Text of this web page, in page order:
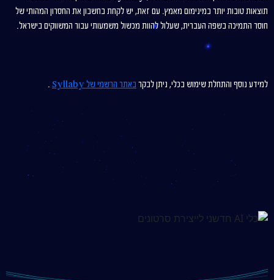
תוצאות טובות יותר במינימום מאמץ. עם זאת, יש לקחת בחשבון את החסרון המהותי של
חוסר התמיכה בשפה העברית, שעלול להוות מכשול משמעותי עבור המשווקים בישראל.
למידע נוסף והתחלת שימוש בכלי, ניתן לבקר באתר הרשמי של Syllaby .